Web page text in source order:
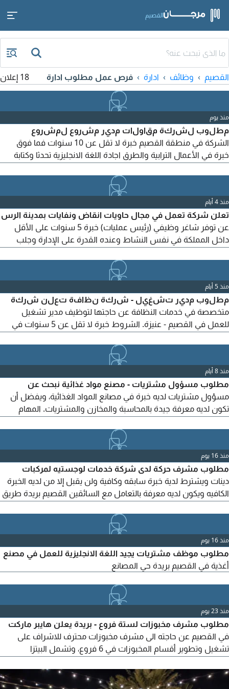
القصيم
القصيم وظائف ادارة فرص عمل مطلوب ادارة 18 إعلان
منذ يوم
مطلوب لشركة مقاولات مدير مشروع لمشروع
الشركة في منطقة القصيم خبرة لا تقل عن 10 سنوات فما فوق
خبرة في الأعمال الترابية والطرق اجادة اللغة الانجليزية تحدثا وكتابة
مشروع (Project Manager) وكود الوظيفة في عنوان البريد
منذ 4 أيام
تعلن شركة تعمل في مجال حاويات انقاض ونفايات بمدينة الرس
عن توفر شاغر وظيفي (رئيس عمليات) خبرة 5 سنوات على الأقل
داخل المملكة في نفس النشاط وعنده القدرة على الإدارة وجلب
منذ 5 أيام
مطلوب مدير تشغيل - شركة نظافة تعلن شركة
متخصصة في خدمات النظافة عن حاجتها لتوظيف مدير تشغيل
للعمل في القصيم - عنيزة. الشروط خبرة لا تقل عن 5 سنوات في
الحكومية والخاصة. القدرة على إدارة المشرفين والعمال ووضع خطط
التشغيل اليومية. خبرة في اعداد الجداول التشغيلية وتوزيع القوى
العاملة. الالمام باعداد التقارير ومؤشرات الأداء (KPIs)
منذ 8 أيام
مطلوب مسؤول مشتريات - مصنع مواد غذائية نبحث عن
مسؤول مشتريات لديه خبرة في مصانع المواد الغذائية، ويفضل أن
تكون لديه معرفة جيدة بالمحاسبة والمخازن والمشتريات. المهام
النظام. متابعة أوامر الشراء والاستلام والفواتير. المساعدة في
الأعمال المحاسبية واعداد المستندات. التنسيق مع المخازن والإدارة
المالية. الشروط خبرة سابقة في مصانع المواد الغذائية
منذ 16 يوم
مطلوب مشرف حركة لدى شركة خدمات لوجستيه لمركبات
دينات ويشترط لدية خبرة سابقه وكافية ولن يقبل إلا من لديه الخبرة
الكافيه ويكون لديه معرفة بالتعامل مع السائقين القصيم بريدة طريق
منذ 16 يوم
مطلوب موظف مشتريات يجيد اللغة الانجليزية للعمل في مصنع
أغذية في القصيم بريدة حي المصانع
منذ 23 يوم
مطلوب مشرف مخبوزات لستة فروع - بريدة يعلن هايبر ماركت
في القصيم عن حاجته الى مشرف مخبوزات محترف للاشراف على
تشغيل وتطوير أقسام المخبوزات في 6 فروع، وتشمل البيتزا
الحلبيات والحلويات الشرقية، والكيك والتورتات. يشترط خبرة لا تقل
عن 5 سنوات في مجال المخابز، مع خبرة في إدارة الشيفات